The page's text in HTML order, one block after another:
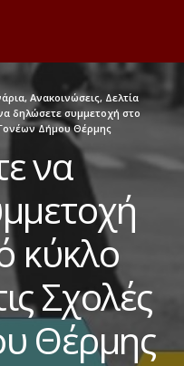
, Ανακοινώσεις, Δελτία
δηλώσετε συμμετοχή στο
Δήμου Θέρμης
να
κύκλο
Σχολές
Θέρμης